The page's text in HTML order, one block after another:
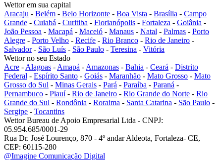
Wettor em sua capital
Aracaju - Belém - Belo Horizonte - Boa Vista - Brasília - Campo
Grande - Cuiabá - Curitiba - Florianópolis - Fortaleza - Goiânia -
João Pessoa - Macapá - Maceió - Manaus - Natal - Palmas - Porto
Alegre - Porto Velho - Recife - Rio Branco - Rio de Janeiro -
Salvador- São Luís - São Paulo - Teresina - Vitória
Wettor no seu Estado
Acre - Alagoas - Amapá - Amazonas - Bahia - Ceará - Distrito
Federal - Espírito Santo - Goiás - Maranhão - Mato Grosso - Mato
Grosso do Sul - Minas Gerais - Pará - Paraíba - Paraná -
Pernambuco - Piauí- Rio de Janeiro - Rio Grande do Norte - Rio
Grande do Sul - Rondônia - Roraima - Santa Catarina - São Paulo -
Sergipe - Tocantins
Wettor Bureau de Apoio Empresarial Ltda - CNPJ:
05.954.685/0001-29
Rua Dr. José Lourenço, 870 - 4º andar Aldeota, Fortaleza- CE,
CEP: 60115-280
@Imagine Comunicação Digital